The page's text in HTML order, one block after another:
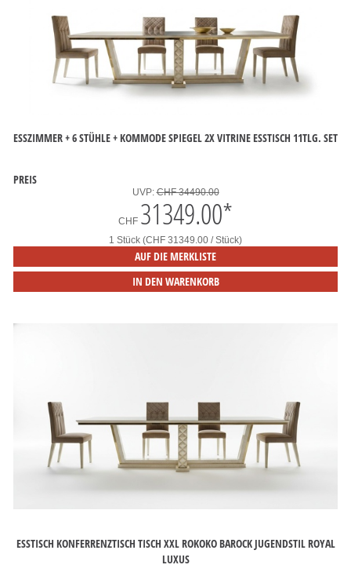
ESSZIMMER + 6 STÜHLE + KOMMODE SPIEGEL 2X VITRINE ESSTISCH 11TLG. SET
PREIS
UVP:CHF 34490.00
CHF 31349.00*
1 Stück (CHF 31349.00 / Stück)
AUF DIE MERKLISTE
IN DEN WARENKORB
ESSTISCH KONFERRENZTISCH TISCH XXL ROKOKO BAROCK JUGENDSTIL ROYAL
LUXUS